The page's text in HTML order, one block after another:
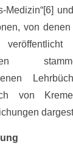
Medizin“[6]
von
von